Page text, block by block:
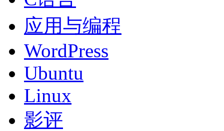
应用与编程
WordPress
Ubuntu
Linux
影评